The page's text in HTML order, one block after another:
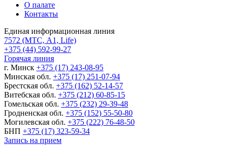
О палате
Контакты
Единая информационная линия
7572 (МТС, A1, Life)
+375 (44) 592-99-27
Горячая линия
г. Минск +375 (17) 243-08-95
Минская обл. +375 (17) 251-07-94
Брестская обл. +375 (162) 52-14-57
Витебская обл. +375 (212) 60-85-15
Гомельская обл. +375 (232) 29-39-48
Гродненская обл. +375 (152) 55-50-80
Могилевская обл. +375 (222) 76-48-50
БНП +375 (17) 323-59-34
Запись на прием